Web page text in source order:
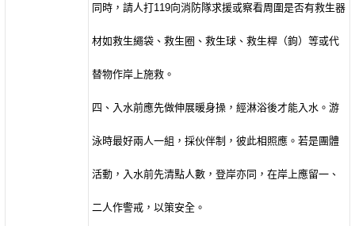
同時，請人打119向消防隊求援或察看周圍是否有救生器
材如救生繩袋、救生圈、救生球、救生桿（鉤）等或代
替物作岸上施救。
四、入水前應先做伸展暖身操，經淋浴後才能入水。游
泳時最好兩人一組，採伙伴制，彼此相照應。若是團體
活動，入水前先清點人數，登岸亦同，在岸上應留一、
二人作警戒，以策安全。